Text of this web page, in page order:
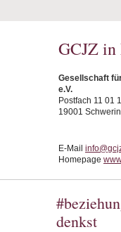
GCJZ in
Gesellschaft
e.V.
Postfach 11 01
19001 Schwerin
E-Mail
Homepage
denkst